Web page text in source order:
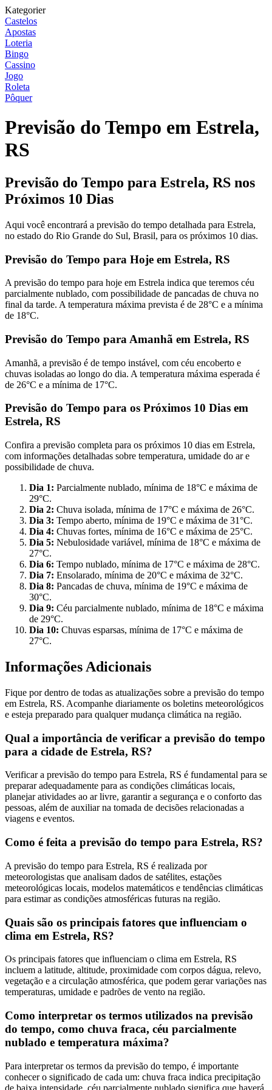
Kategorier
Castelos
Apostas
Loteria
Bingo
Cassino
Jogo
Roleta
Pôquer
Previsão do Tempo em Estrela,
RS
Previsão do Tempo para Estrela, RS nos
Próximos 10 Dias
Aqui você encontrará a previsão do tempo detalhada para Estrela,
no estado do Rio Grande do Sul, Brasil, para os próximos 10 dias.
Previsão do Tempo para Hoje em Estrela, RS
A previsão do tempo para hoje em Estrela indica que teremos céu
parcialmente nublado, com possibilidade de pancadas de chuva no
final da tarde. A temperatura máxima prevista é de 28°C e a mínima
de 18°C.
Previsão do Tempo para Amanhã em Estrela, RS
Amanhã, a previsão é de tempo instável, com céu encoberto e
chuvas isoladas ao longo do dia. A temperatura máxima esperada é
de 26°C e a mínima de 17°C.
Previsão do Tempo para os Próximos 10 Dias em
Estrela, RS
Confira a previsão completa para os próximos 10 dias em Estrela,
com informações detalhadas sobre temperatura, umidade do ar e
possibilidade de chuva.
Dia 1: Parcialmente nublado, mínima de 18°C e máxima de
29°C.
Dia 2: Chuva isolada, mínima de 17°C e máxima de 26°C.
Dia 3: Tempo aberto, mínima de 19°C e máxima de 31°C.
Dia 4: Chuvas fortes, mínima de 16°C e máxima de 25°C.
Dia 5: Nebulosidade variável, mínima de 18°C e máxima de
27°C.
Dia 6: Tempo nublado, mínima de 17°C e máxima de 28°C.
Dia 7: Ensolarado, mínima de 20°C e máxima de 32°C.
Dia 8: Pancadas de chuva, mínima de 19°C e máxima de
30°C.
Dia 9: Céu parcialmente nublado, mínima de 18°C e máxima
de 29°C.
Dia 10: Chuvas esparsas, mínima de 17°C e máxima de
27°C.
Informações Adicionais
Fique por dentro de todas as atualizações sobre a previsão do tempo
em Estrela, RS. Acompanhe diariamente os boletins meteorológicos
e esteja preparado para qualquer mudança climática na região.
Qual a importância de verificar a previsão do tempo
para a cidade de Estrela, RS?
Verificar a previsão do tempo para Estrela, RS é fundamental para se
preparar adequadamente para as condições climáticas locais,
planejar atividades ao ar livre, garantir a segurança e o conforto das
pessoas, além de auxiliar na tomada de decisões relacionadas a
viagens e eventos.
Como é feita a previsão do tempo para Estrela, RS?
A previsão do tempo para Estrela, RS é realizada por
meteorologistas que analisam dados de satélites, estações
meteorológicas locais, modelos matemáticos e tendências climáticas
para estimar as condições atmosféricas futuras na região.
Quais são os principais fatores que influenciam o
clima em Estrela, RS?
Os principais fatores que influenciam o clima em Estrela, RS
incluem a latitude, altitude, proximidade com corpos dágua, relevo,
vegetação e a circulação atmosférica, que podem gerar variações nas
temperaturas, umidade e padrões de vento na região.
Como interpretar os termos utilizados na previsão
do tempo, como chuva fraca, céu parcialmente
nublado e temperatura máxima?
Para interpretar os termos da previsão do tempo, é importante
conhecer o significado de cada um: chuva fraca indica precipitação
de baixa intensidade, céu parcialmente nublado significa que haverá